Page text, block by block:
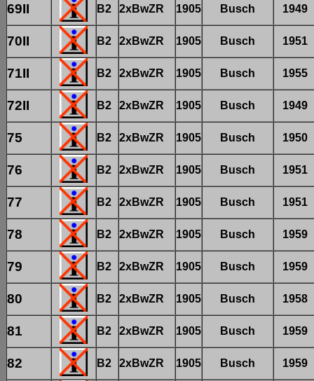
69II B2 2xBwZR 1905 Busch 1949
70II B2 2xBwZR 1905 Busch 1951
71II B2 2xBwZR 1905 Busch 1955
72II B2 2xBwZR 1905 Busch 1949
75 B2 2xBwZR 1905 Busch 1950
76 B2 2xBwZR 1905 Busch 1951
77 B2 2xBwZR 1905 Busch 1951
78 B2 2xBwZR 1905 Busch 1959
79 B2 2xBwZR 1905 Busch 1959
80 B2 2xBwZR 1905 Busch 1958
81 B2 2xBwZR 1905 Busch 1959
82 B2 2xBwZR 1905 Busch 1959